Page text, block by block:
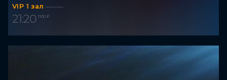
VIP 1 зал
21:20 1 100 ₽